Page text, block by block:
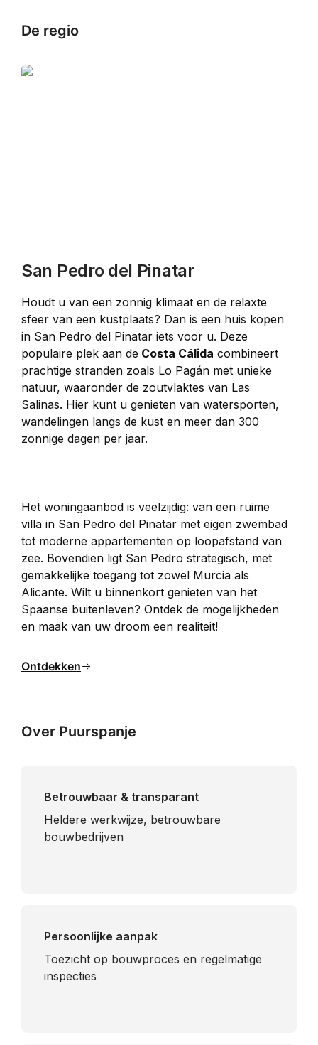
De regio
San Pedro del Pinatar
Houdt u van een zonnig klimaat en de relaxte
sfeer van een kustplaats? Dan is een huis kopen
in San Pedro del Pinatar iets voor u. Deze
populaire plek aan de Costa Cálida combineert
prachtige stranden zoals Lo Pagán met unieke
natuur, waaronder de zoutvlaktes van Las
Salinas. Hier kunt u genieten van watersporten,
wandelingen langs de kust en meer dan 300
zonnige dagen per jaar.
Het woningaanbod is veelzijdig: van een ruime
villa in San Pedro del Pinatar met eigen zwembad
tot moderne appartementen op loopafstand van
zee. Bovendien ligt San Pedro strategisch, met
gemakkelijke toegang tot zowel Murcia als
Alicante. Wilt u binnenkort genieten van het
Spaanse buitenleven? Ontdek de mogelijkheden
en maak van uw droom een realiteit!
Ontdekken
Over Puurspanje
Betrouwbaar & transparant
Heldere werkwijze, betrouwbare
bouwbedrijven
Persoonlijke aanpak
Toezicht op bouwproces en regelmatige
inspecties